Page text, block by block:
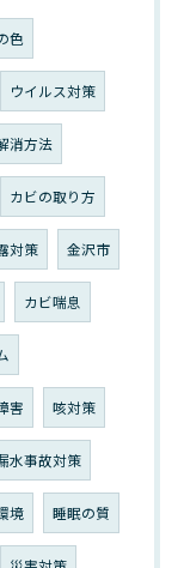
色
ウイルス対策
消方法
カビの取り方
対策 金沢市
カビ喘息
害 咳対策
水事故対策
境 睡眠の質